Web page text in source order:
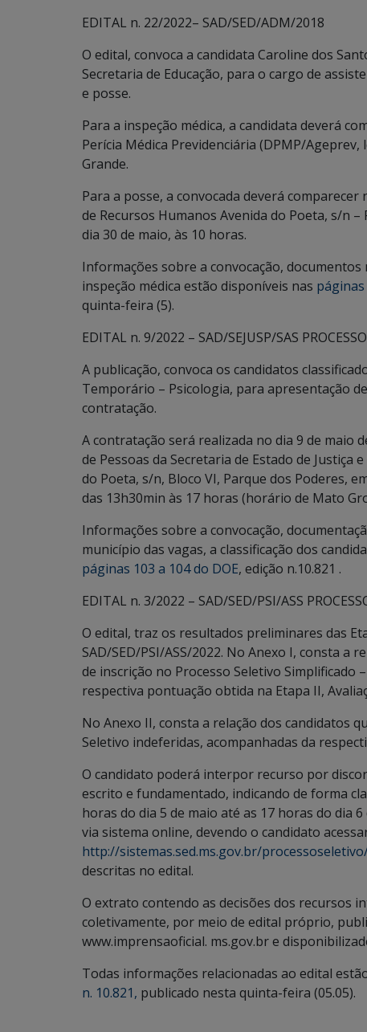
EDITAL n. 22/2022– SAD/SED/ADM/2018
O edital, convoca a candidata Caroline dos
Secretaria de Educação, para o cargo de
e posse.
Para a inspeção médica, a candidata deverá
Perícia Médica Previdenciária (DPMP/
Grande.
Para a posse, a convocada deverá
de Recursos Humanos Avenida do Poeta, s/n
dia 30 de maio, às 10 horas.
Informações sobre a convocação,
inspeção médica estão disponíveis nas páginas
quinta-feira (5).
EDITAL n. 9/2022 – SAD/SEJUSP/SAS
A publicação, convoca os candidatos
Temporário – Psicologia, para apresentação
contratação.
A contratação será realizada no dia 9 de maio
de Pessoas da Secretaria de Estado de Justiça
do Poeta, s/n, Bloco VI, Parque dos Poderes,
das 13h30min às 17 horas (horário de Mato
Informações sobre a convocação,
município das vagas, a classificação dos
páginas 103 a 104 do DOE, edição n.10.821 .
EDITAL n. 3/2022 – SAD/SED/PSI/ASS
O edital, traz os resultados preliminares das
SAD/SED/PSI/ASS/2022. No Anexo I, consta a
de inscrição no Processo Seletivo Simplificado
respectiva pontuação obtida na Etapa II,
No Anexo II, consta a relação dos candidatos
Seletivo indeferidas, acompanhadas da
O candidato poderá interpor recurso por
escrito e fundamentado, indicando de forma
horas do dia 5 de maio até as 17 horas do dia
via sistema online, devendo o candidato
http://sistemas.sed.ms.gov.br/
descritas no edital.
O extrato contendo as decisões dos recursos
coletivamente, por meio de edital próprio,
www.imprensaoficial. ms.gov.br e
Todas informações relacionadas ao edital
n. 10.821, publicado nesta quinta-feira (05.05).